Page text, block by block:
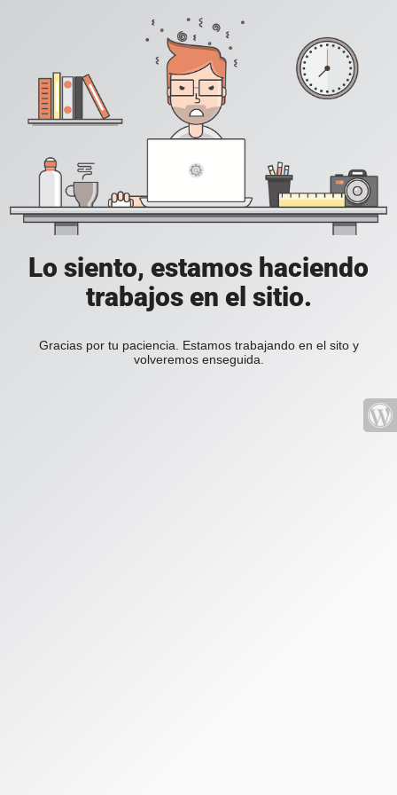
Lo siento, estamos haciendo
trabajos en el sitio.
Gracias por tu paciencia. Estamos trabajando en el sito y
volveremos enseguida.